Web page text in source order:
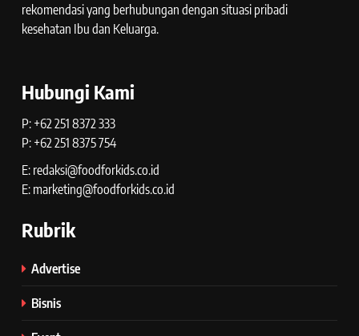
rekomendasi yang berhubungan dengan situasi pribadi
kesehatan Ibu dan Keluarga.
Hubungi Kami
P: +62 251 8372 333
P: +62 251 8375 754
E: redaksi@foodforkids.co.id
E: marketing@foodforkids.co.id
Rubrik
Advertise
Bisnis